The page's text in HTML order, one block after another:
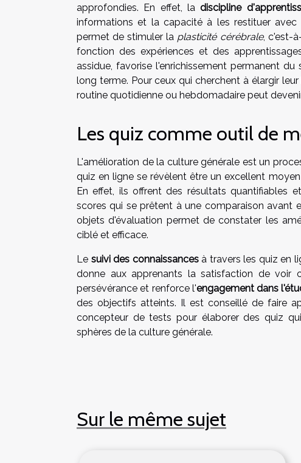
approfondies. En effet, ladiscipline
informations et la capacité à les restituer avec
permet de stimuler la plasticité cérébrale, c'est-
fonction des expériences et des
assidue, favorise l'enrichissement permanent
long terme. Pour ceux qui cherchent à élargir
routine quotidienne ou hebdomadaire peut
Les quiz comme outil de
L'amélioration de la culture générale est un
quiz en ligne se révèlent être un excellent
En effet, ils offrent des résultats quantifiables
scores qui se prêtent à une comparaison avant
objets d'évaluation permet de constater les
ciblé et efficace.
Le suivi des connaissancesà travers les quiz en
donne aux apprenants la satisfaction de voir
persévérance et renforce l'engagement dans
des objectifs atteints. Il est conseillé de faire
concepteur de tests pour élaborer des quiz
sphères de la culture générale.
Sur le même sujet